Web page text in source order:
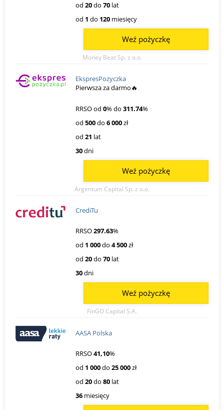
od 20do 70 lat
od 1 do 120 miesięcy
Money Beat Sp. z o.o.
Weź pożyczkę
EkspresPozyczka
Pierwsza za darmo🔥
RRSO od 0% do 311.74%
od 500do 6 000zł
od 21 lat
30dni
Argentum Capital Sp. z o.o.
Weź pożyczkę
CrediTu
RRSO297.63%
od 1 000do 4 500zł
od 20do 70 lat
30dni
FinGO Capital S.A.
Weź pożyczkę
AASA Polska
RRSO41,10%
od 1 000do 25 000zł
od 20do 80 lat
36 miesięcy